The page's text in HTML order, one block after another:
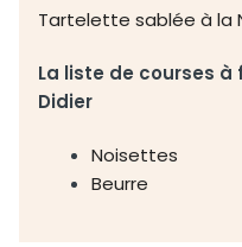
Tartelette sablée à la
La liste de courses à
Didier
Noisettes
Beurre